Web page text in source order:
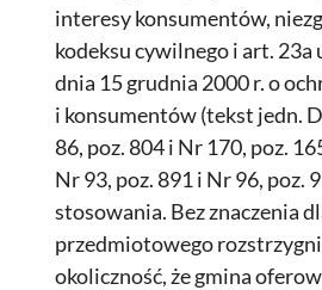
interesy konsumentów,
kodeksu cywilnego i art. 23a
dnia 15 grudnia 2000 r. o
i konsumentów (tekst jedn.
86, poz. 804 i Nr 170, poz.
Nr 93, poz. 891 i Nr 96, poz.
stosowania. Bez znaczenia
przedmiotowego
okoliczność, że gmina